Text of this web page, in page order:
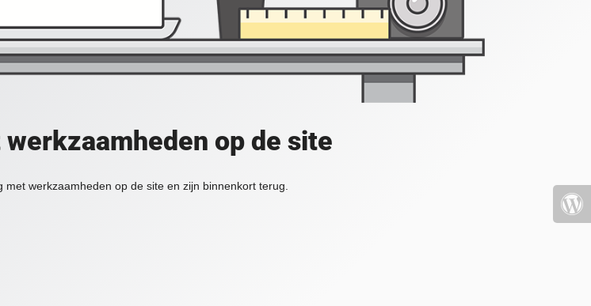
op de site
werkzaamheden op de site en zijn binnenkort terug.